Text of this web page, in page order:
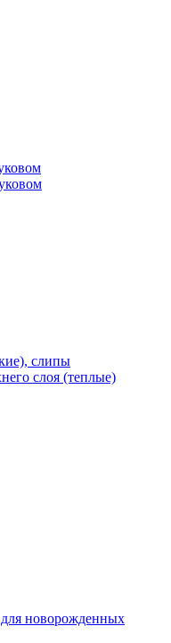
слипы
слоя (теплые)
новорожденных